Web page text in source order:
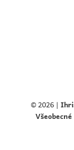
© 2026 |